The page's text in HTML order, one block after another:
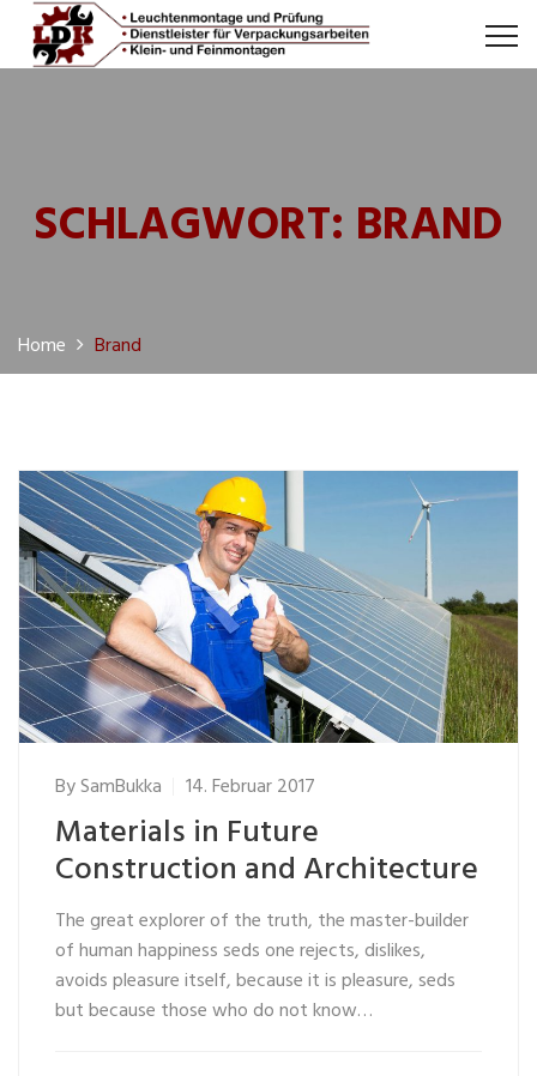
SCHLAGWORT: BRAND
Home Brand
BySamBukka 14. Februar 2017
Materials in Future
Construction and Architecture
The great explorer of the truth, the master-builder
of human happiness seds one rejects, dislikes,
avoids pleasure itself, because it is pleasure, seds
but because those who do not know…